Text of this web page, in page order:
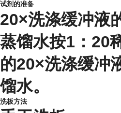
试剂的准备
20×洗涤缓冲液
蒸馏水按1：20
的20×洗涤缓冲
馏水。
洗板方法